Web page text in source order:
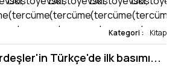
Kategori : Kitap
Türkçe'de ilk basımı...